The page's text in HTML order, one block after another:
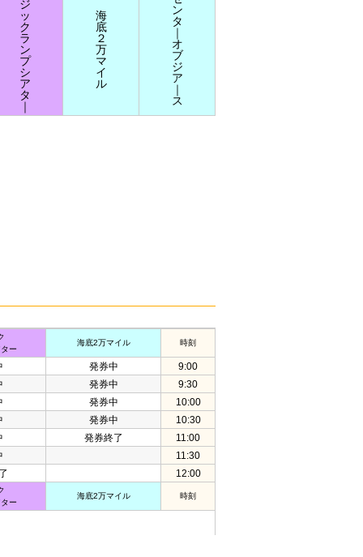
ジ
ッ
ク
ラ
ン
プ
シ
ア
タ
｜
海
底
２
万
マ
イ
ル
ン
タ
｜
オ
ブ
ジ
ア
｜
ス
ー
海底2万マイル 時刻
発券中
9:00
発券中
9:30
発券中
10:00
発券中
10:30
発券終了
11:00
11:30
12:00
ー
海底2万マイル 時刻